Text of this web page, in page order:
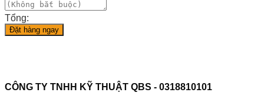
Tổng:
Đặt hàng ngay
CÔNG TY TNHH KỸ THUẬT QBS - 0318810101